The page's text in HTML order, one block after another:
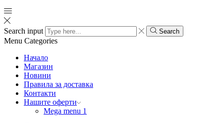
Search input Search
Menu Categories
Начало
Магазин
Новини
Правила за доставка
Контакти
Нашите оферти
Mega menu 1